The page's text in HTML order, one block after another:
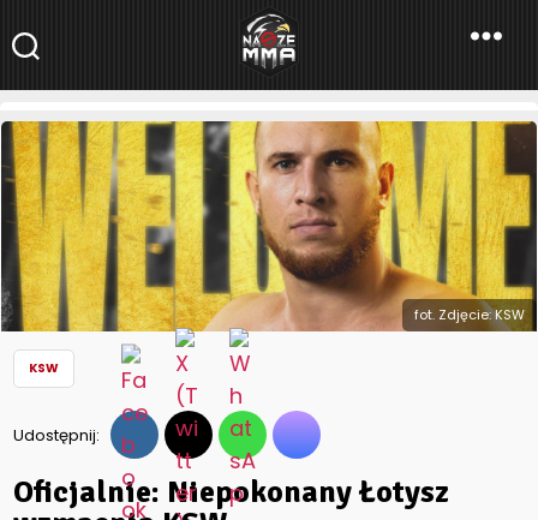
NaszeMMA
NaszeMMA.pl»Aktualności»Polskie MMA»KSW»Oficjalnie:
Niepokonany Łotysz wzmacnia KSW
fot. Zdjęcie: KSW
KSW
Udostępnij:
Oficjalnie: Niepokonany Łotysz